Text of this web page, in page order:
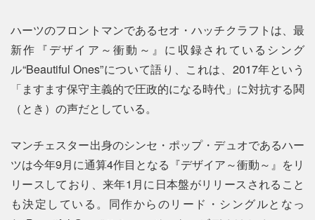
ハーツのフロントマンであるセオ・ハッチクラフトは、最
新作『デザイア～衝動～』に収録されているシング
ル“Beautiful Ones”について語り、これは、2017年という
「ますます保守主義的で圧政的になる時代」に対抗する鬨
（とき）の声だとしている。
マンチェスター出身のシンセ・ポップ・デュオであるハー
ツは今年9月に通算4作目となる『デザイア～衝動～』をリ
リースしており、来年1月に日本盤がリリースされること
も決定している。同作からのリード・シングルとなっ